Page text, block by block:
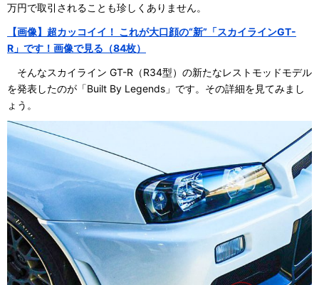
万円で取引されることも珍しくありません。
【画像】超カッコイイ！ これが大口顔の“新”「スカイラインGT-
R」です！画像で見る（84枚）
そんなスカイライン GT-R（R34型）の新たなレストモッドモデル
を発表したのが「Built By Legends」です。その詳細を見てみまし
ょう。